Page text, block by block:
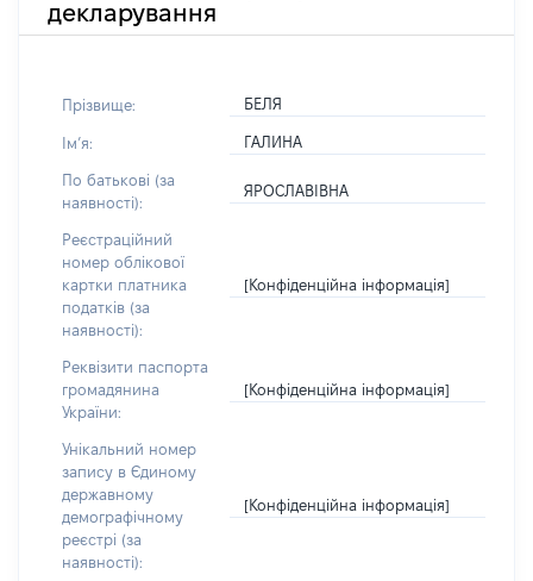
декларування
Прізвище: БЕЛЯ
Імʼя: ГАЛИНА
По батькові (за
наявності):
ЯРОСЛАВІВНА
Реєстраційний
номер облікової
картки платника
податків (за
наявності):
[Конфіденційна інформація]
Реквізити паспорта
громадянина
України:
[Конфіденційна інформація]
Унікальний номер
запису в Єдиному
державному
демографічному
реєстрі (за
наявності):
[Конфіденційна інформація]